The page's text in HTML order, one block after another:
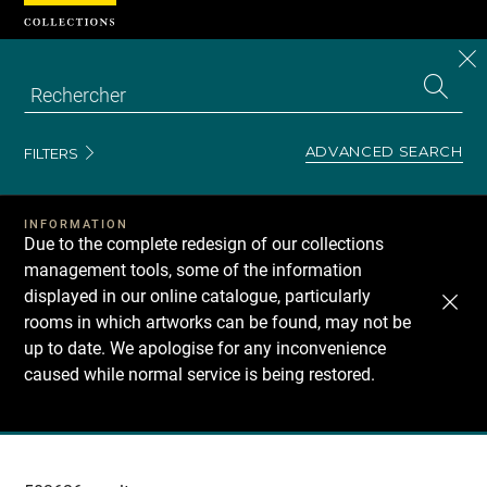
FILTERS ADVANCED SEARCH
INFORMATION
Due to the complete redesign of our collections
management tools, some of the information
displayed in our online catalogue, particularly
rooms in which artworks can be found, may not be
up to date. We apologise for any inconvenience
caused while normal service is being restored.
Recherche
Cookies management panel